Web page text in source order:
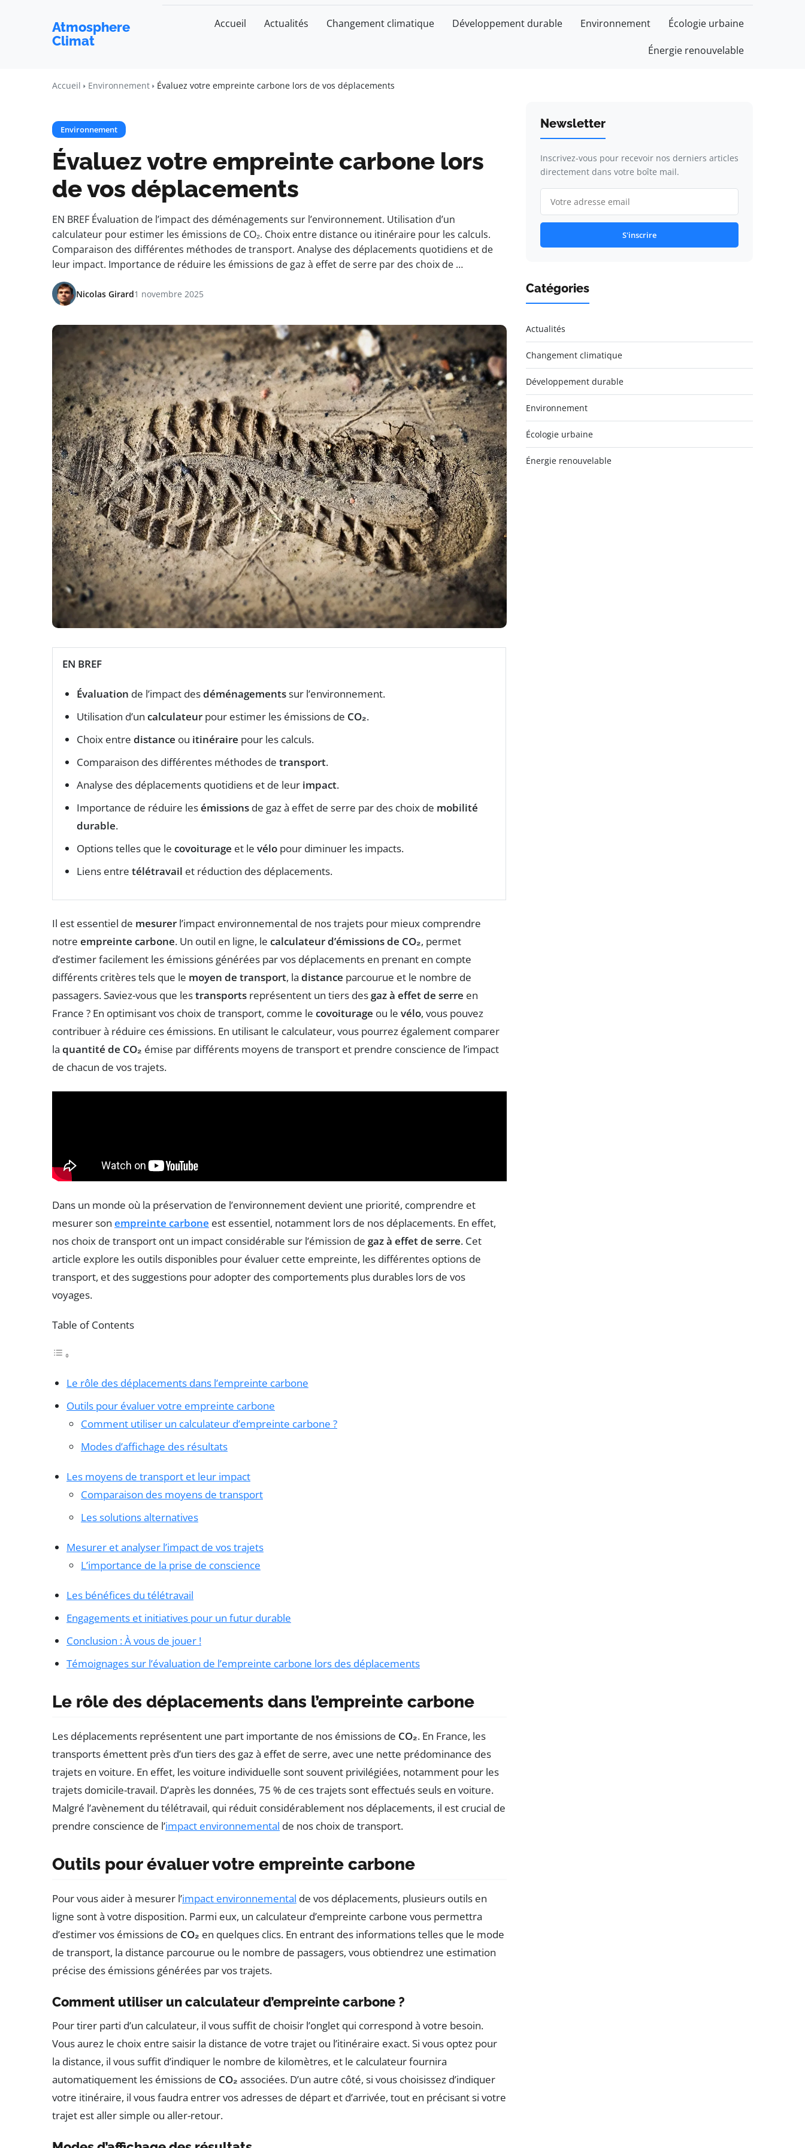
Atmosphere
Climat
Accueil Actualités Changement climatique Développement durable Environnement Écologie urbaine
Énergie renouvelable
Accueil Environnement Évaluez votre empreinte carbone lors de vos déplacements
Environnement
Évaluez votre empreinte carbone lors
de vos déplacements
EN BREF Évaluation de l’impact des déménagements sur l’environnement. Utilisation d’un
calculateur pour estimer les émissions de CO₂. Choix entre distance ou itinéraire pour les calculs.
Comparaison des différentes méthodes de transport. Analyse des déplacements quotidiens et de
leur impact. Importance de réduire les émissions de gaz à effet de serre par des choix de …
Nicolas Girard1 novembre 2025
EN BREF
Évaluation de l’impact desdéménagementssur l’environnement.
Utilisation d’un calculateur pour estimer les émissions de CO₂.
Choix entre distance ou itinéraire pour les calculs.
Comparaison des différentes méthodes de transport.
Analyse des déplacements quotidiens et de leur impact.
Importance de réduire lesémissions de gaz à effet de serre par des choix de mobilité
durable.
Options telles que le covoiturage et le vélo pour diminuer les impacts.
Liens entre télétravail et réduction des déplacements.
Il est essentiel de mesurer l’impact environnemental de nos trajets pour mieux comprendre
notre empreinte carbone. Un outil en ligne, le calculateur d’émissions de CO₂, permet
d’estimer facilement les émissions générées par vos déplacements en prenant en compte
différents critères tels que le moyen de transport, la distance parcourue et le nombre de
passagers. Saviez-vous que lestransports représentent un tiers des gaz à effet de serre en
France ? En optimisant vos choix de transport, comme le covoiturage ou le vélo, vous pouvez
contribuer à réduire ces émissions. En utilisant le calculateur, vous pourrez également comparer
la quantité de CO₂ émise par différents moyens de transport et prendre conscience de l’impact
de chacun de vos trajets.
Dans un monde où la préservation de l’environnement devient une priorité, comprendre et
mesurer son empreinte carbone est essentiel, notamment lors de nos déplacements. En effet,
nos choix de transport ont un impact considérable sur l’émission de gaz à effet de serre. Cet
article explore les outils disponibles pour évaluer cette empreinte, les différentes options de
transport, et des suggestions pour adopter des comportements plus durables lors de vos
voyages.
Table of Contents
Le rôle des déplacements dans l’empreinte carbone
Outils pour évaluer votre empreinte carbone
Comment utiliser un calculateur d’empreinte carbone ?
Modes d’affichage des résultats
Les moyens de transport et leur impact
Comparaison des moyens de transport
Les solutions alternatives
Mesurer et analyser l’impact de vos trajets
L’importance de la prise de conscience
Les bénéfices du télétravail
Engagements et initiatives pour un futur durable
Conclusion : À vous de jouer !
Témoignages sur l’évaluation de l’empreinte carbone lors des déplacements
Le rôle des déplacements dans l’empreinte carbone
Les déplacements représentent une part importante de nos émissions de CO₂. En France, les
transports émettent près d’un tiers des gaz à effet de serre, avec une nette prédominance des
trajets en voiture. En effet, les voiture individuelle sont souvent privilégiées, notamment pour les
trajets domicile-travail. D’après les données, 75 % de ces trajets sont effectués seuls en voiture.
Malgré l’avènement du télétravail, qui réduit considérablement nos déplacements, il est crucial de
prendre conscience de l’impact environnemental de nos choix de transport.
Outils pour évaluer votre empreinte carbone
Pour vous aider à mesurer l’impact environnemental de vos déplacements, plusieurs outils en
ligne sont à votre disposition. Parmi eux, un calculateur d’empreinte carbone vous permettra
d’estimer vos émissions de CO₂ en quelques clics. En entrant des informations telles que le mode
de transport, la distance parcourue ou le nombre de passagers, vous obtiendrez une estimation
précise des émissions générées par vos trajets.
Comment utiliser un calculateur d’empreinte carbone ?
Pour tirer parti d’un calculateur, il vous suffit de choisir l’onglet qui correspond à votre besoin.
Vous aurez le choix entre saisir la distance de votre trajet ou l’itinéraire exact. Si vous optez pour
la distance, il vous suffit d’indiquer le nombre de kilomètres, et le calculateur fournira
automatiquement les émissions de CO₂ associées. D’un autre côté, si vous choisissez d’indiquer
votre itinéraire, il vous faudra entrer vos adresses de départ et d’arrivée, tout en précisant si votre
trajet est aller simple ou aller-retour.
Newsletter
Inscrivez-vous pour recevoir nos derniers articles
directement dans votre boîte mail.
S'inscrire
Catégories
Actualités
Changement climatique
Développement durable
Environnement
Écologie urbaine
Énergie renouvelable